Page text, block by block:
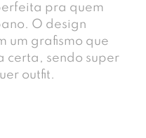
pra quem
O design
um grafismo que
certa, sendo super
outfit.